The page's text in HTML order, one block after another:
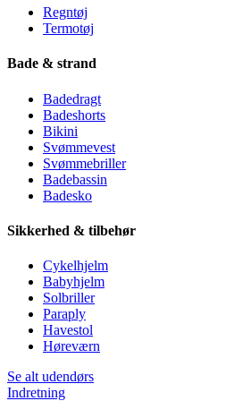
Regntøj
Termotøj
Bade & strand
Badedragt
Badeshorts
Bikini
Svømmevest
Svømmebriller
Badebassin
Badesko
Sikkerhed & tilbehør
Cykelhjelm
Babyhjelm
Solbriller
Paraply
Havestol
Høreværn
Se alt udendørs
Indretning